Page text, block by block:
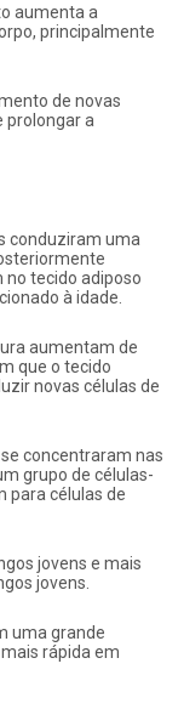
aumenta a
principalmente
de novas
prolongar a
conduziram uma
no tecido adiposo
à idade.
aumentam de
que o tecido
novas células de
concentraram nas
grupo de células-
para células de
jovens e mais
jovens.
uma grande
rápida em